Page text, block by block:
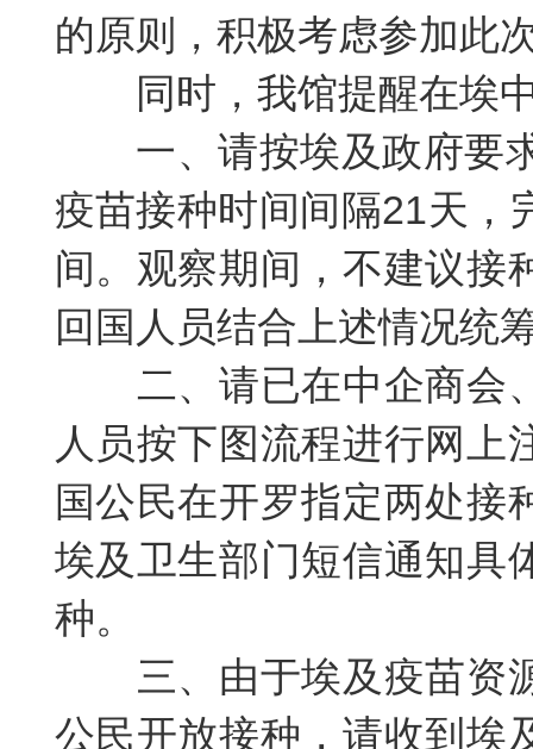
的原则，积极考虑参加此
同时，我馆提醒在埃
一、请按埃及政府要
疫苗接种时间间隔21天，
间。观察期间，不建议接
回国人员结合上述情况统
二、请已在中企商会
人员按下图流程进行网上
国公民在开罗指定两处接
埃及卫生部门短信通知具
种。
三、由于埃及疫苗资
公民开放接种，请收到埃